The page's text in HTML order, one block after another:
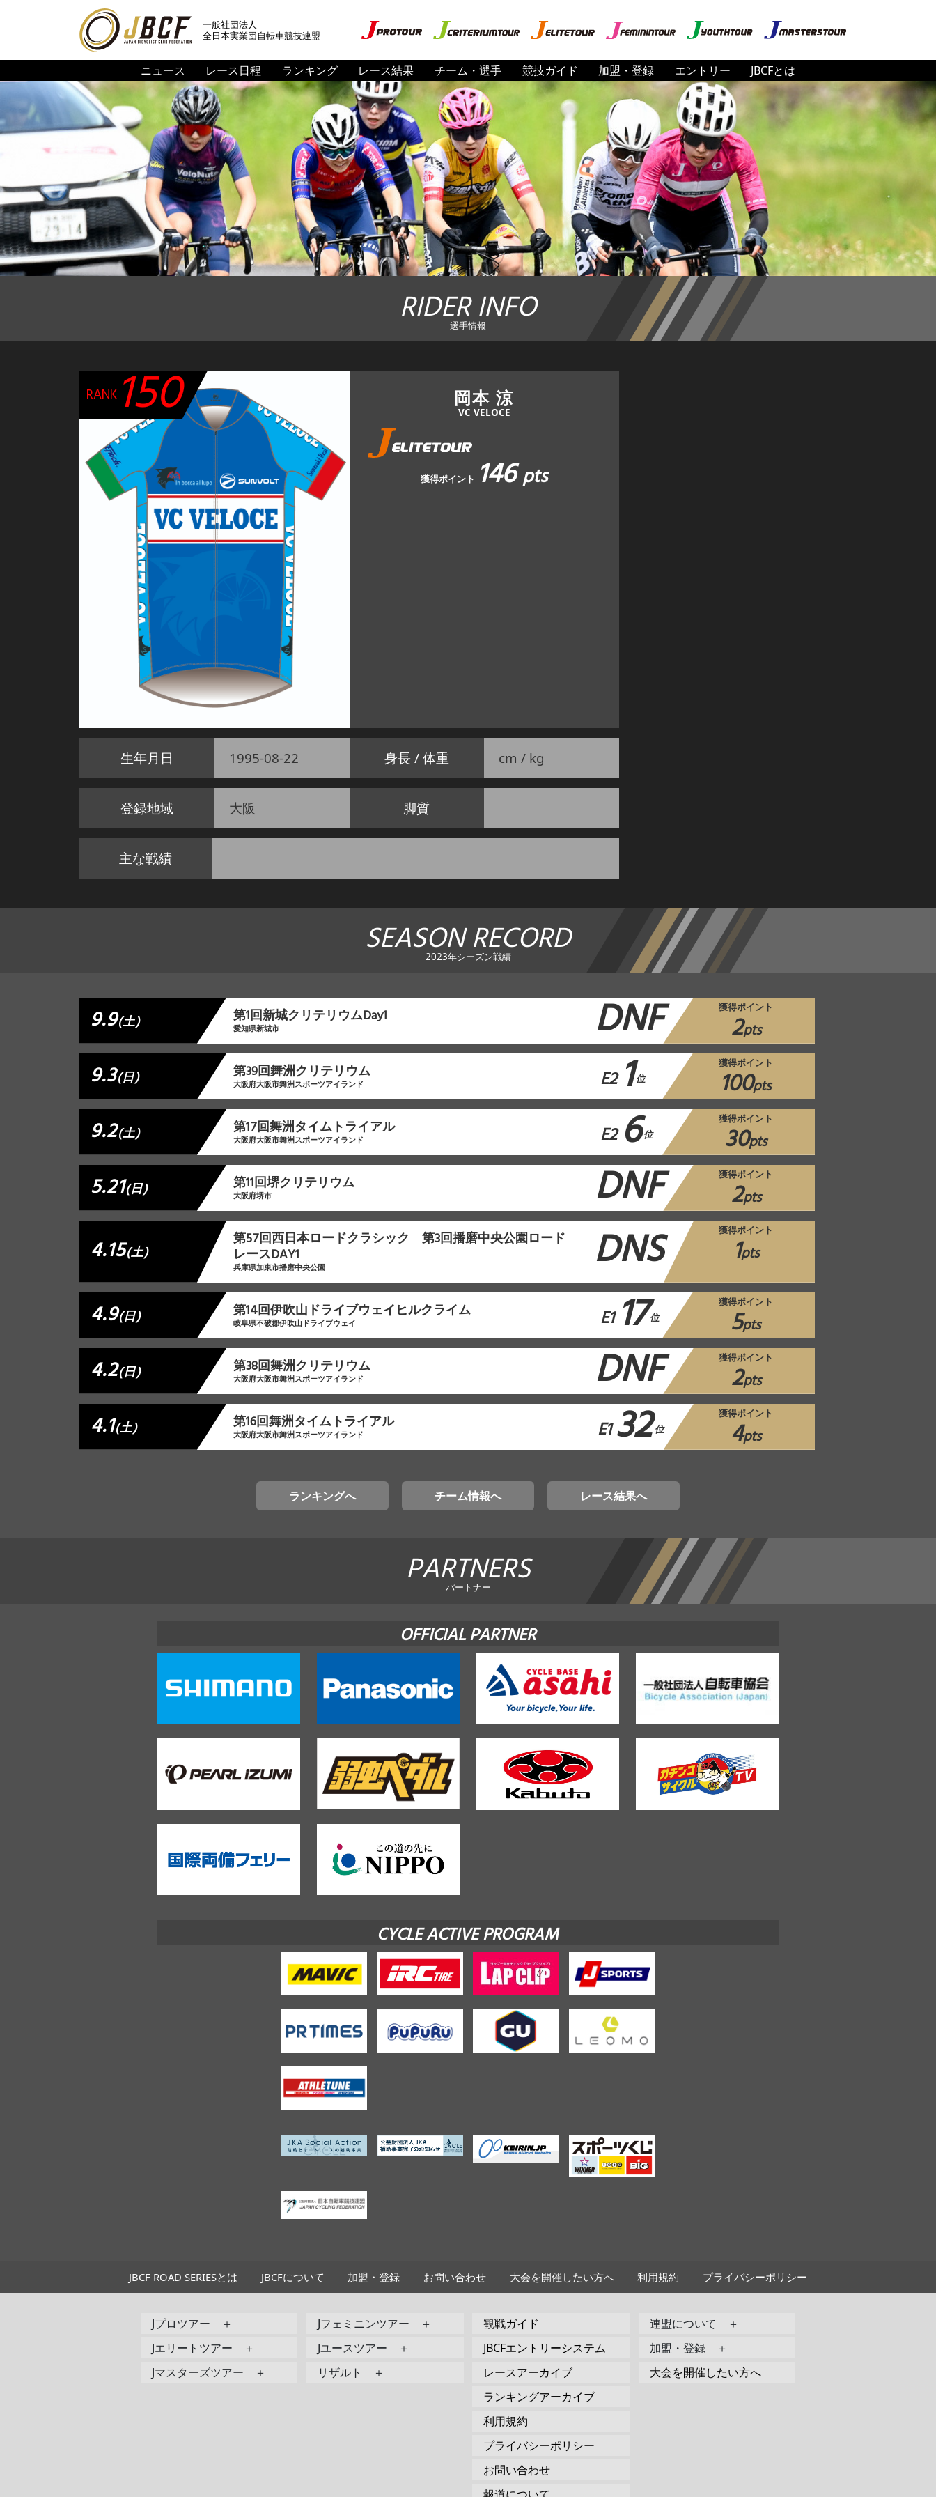
一般社団法人
全日本実業団自転車競技連盟
ニュース レース日程 ランキング レース結果 チーム・選手 競技ガイド 加盟・登録 エントリー JBCFとは
RIDER INFO
選手情報
RANK150 岡本 涼
VC VELOCE
獲得ポイント 146pts
生年月日 1995-08-22 身長 / 体重 cm / kg
登録地域 大阪 脚質
主な戦績
SEASON RECORD
2023年シーズン戦績
9.9(土) 第1回新城クリテリウムDay1
愛知県新城市 DNF 獲得ポイント
2pts
9.3(日) 第39回舞洲クリテリウム
大阪府大阪市舞洲スポーツアイランド E2 1 位
獲得ポイント
100pts
9.2(土) 第17回舞洲タイムトライアル
大阪府大阪市舞洲スポーツアイランド E2 6位
獲得ポイント
30pts
5.21(日) 第11回堺クリテリウム
大阪府堺市 DNF 獲得ポイント
2pts
4.15(土)
第57回西日本ロードクラシック 第3回播磨中央公園ロード
レースDAY1
兵庫県加東市播磨中央公園 DNS 獲得ポイント
1pts
4.9(日) 第14回伊吹山ドライブウェイヒルクライム
岐阜県不破郡伊吹山ドライブウェイ E1 17 位
獲得ポイント
5pts
4.2(日) 第38回舞洲クリテリウム
大阪府大阪市舞洲スポーツアイランド DNF 獲得ポイント
2pts
4.1(土) 第16回舞洲タイムトライアル
大阪府大阪市舞洲スポーツアイランド E1 32 位
獲得ポイント
4pts
ランキングへ チーム情報へ レース結果へ
PARTNERS
パートナー
OFFICIAL PARTNER
CYCLE ACTIVE PROGRAM
JBCF ROAD SERIESとは JBCFについて 加盟・登録 お問い合わせ 大会を開催したい方へ 利用規約 プライバシーポリシー
Jプロツアー ＋
Jエリートツアー ＋
Jマスターズツアー ＋
Jフェミニンツアー ＋
Jユースツアー ＋
リザルト ＋
観戦ガイド
JBCFエントリーシステム
レースアーカイブ
ランキングアーカイブ
利用規約
プライバシーポリシー
お問い合わせ
連盟について ＋
加盟・登録 ＋
大会を開催したい方へ